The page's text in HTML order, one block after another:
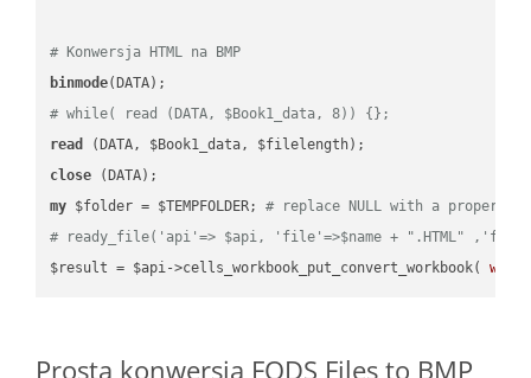
# Konwersja HTML na BMP
binmode
# while( read (DATA, $Book1_data, 8)) {};
read
close
my $folder = $TEMPFOLDER; # replace NULL with a proper
# ready_file('api'=> $api, 'file'=>$name + ".HTML"
$result = $api->cells_workbook_put_convert_workbook(
Prosta konwersja FODS Files to BMP